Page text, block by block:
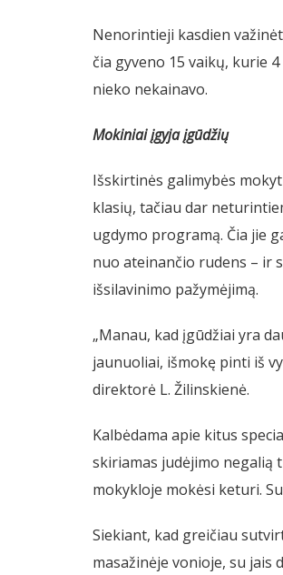
Nenorintieji kasdien
čia gyveno 15 vaikų, kurie
nieko nekainavo.
Mokiniai įgyja įgūdžių
Išskirtinės galimybės
klasių, tačiau dar
ugdymo programą. Čia jie
nuo ateinančio rudens – ir
išsilavinimo pažymėjimą.
„Manau, kad įgūdžiai yra
jaunuoliai, išmokę pinti iš
direktorė L. Žilinskienė.
Kalbėdama apie kitus
skiriamas judėjimo negalią
mokykloje mokėsi keturi.
Siekiant, kad greičiau
masažinėje vonioje, su jais